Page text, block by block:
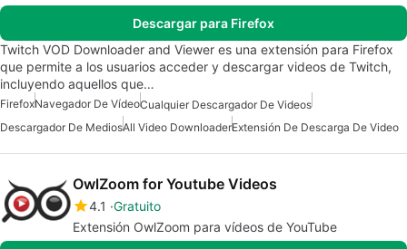
Descargar para Firefox
Twitch VOD Downloader and Viewer es una extensión para Firefox
que permite a los usuarios acceder y descargar videos de Twitch,
incluyendo aquellos que…
FirefoxNavegador De VídeoCualquier Descargador De Videos
Descargador De MediosAll Video DownloaderExtensión De Descarga De Video
OwlZoom for Youtube Videos
4.1 Gratuito
Extensión OwlZoom para vídeos de YouTube